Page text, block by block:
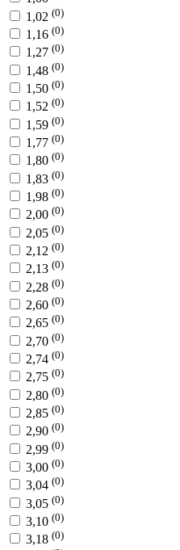
1,02 (0)
1,16 (0)
1,27 (0)
1,48 (0)
1,50 (0)
1,52 (0)
1,59 (0)
1,77 (0)
1,80 (0)
1,83 (0)
1,98 (0)
2,00 (0)
2,05 (0)
2,12 (0)
2,13 (0)
2,28 (0)
2,60 (0)
2,65 (0)
2,70 (0)
2,74 (0)
2,75 (0)
2,80 (0)
2,85 (0)
2,90 (0)
2,99 (0)
3,00 (0)
3,04 (0)
3,05 (0)
3,10 (0)
3,18 (0)